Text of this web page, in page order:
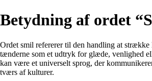
Betydning af ordet
Ordet smil refererer til den handling at
tænderne som et udtryk for glæde, venlighed
kan være et universelt sprog, der
tværs af kulturer.